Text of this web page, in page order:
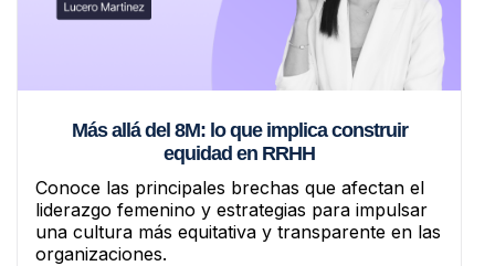
Más allá del 8M: lo que implica construir
equidad en RRHH
Conoce las principales brechas que afectan el
liderazgo femenino y estrategias para impulsar
una cultura más equitativa y transparente en las
organizaciones.